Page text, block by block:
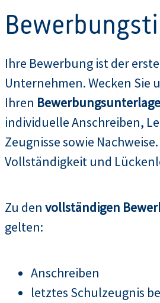
Ihre Bewerbung ist der
Unternehmen. Wecken Sie
Ihren
individuelle Anschreiben,
Zeugnisse sowie
Vollständigkeit und
Zu den vollständigen
gelten:
Anschreiben
letztes Schulzeugnis